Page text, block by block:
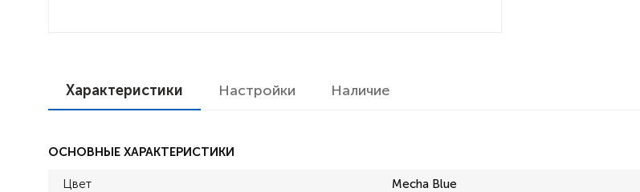
Характеристики Настройки Наличие
ОСНОВНЫЕ ХАРАКТЕРИСТИКИ
Цвет Mecha Blue